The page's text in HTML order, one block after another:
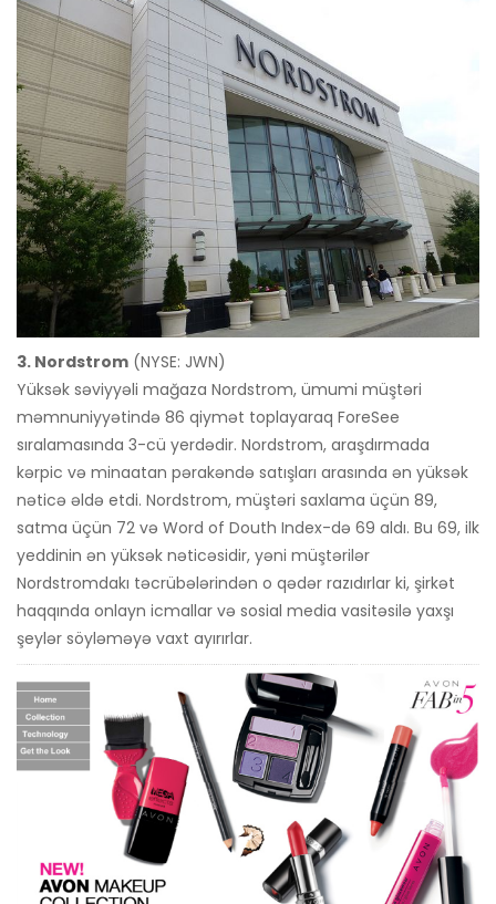
3. Nordstrom (NYSE: JWN)
Yüksək səviyyəli mağaza Nordstrom, ümumi müştəri
məmnuniyyətində 86 qiymət toplayaraq ForeSee
sıralamasında 3-cü yerdədir. Nordstrom, araşdırmada
kərpic və minaatan pərakəndə satışları arasında ən yüksək
nəticə əldə etdi. Nordstrom, müştəri saxlama üçün 89,
satma üçün 72 və Word of Douth Index-də 69 aldı. Bu 69, ilk
yeddinin ən yüksək nəticəsidir, yəni müştərilər
Nordstromdakı təcrübələrindən o qədər razıdırlar ki, şirkət
haqqında onlayn icmallar və sosial media vasitəsilə yaxşı
şeylər söyləməyə vaxt ayırırlar.